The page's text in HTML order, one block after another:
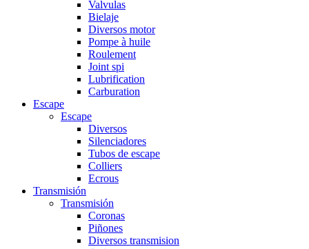
Valvulas
Bielaje
Diversos motor
Pompe à huile
Roulement
Joint spi
Lubrification
Carburation
Escape
Escape
Diversos
Silenciadores
Tubos de escape
Colliers
Ecrous
Transmisión
Transmisión
Coronas
Piñones
Diversos transmision